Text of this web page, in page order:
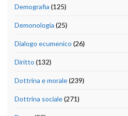
Demografia (125)
Demonologia (25)
Dialogo ecumenico (26)
Diritto (132)
Dottrina e morale(239)
Dottrina sociale(271)